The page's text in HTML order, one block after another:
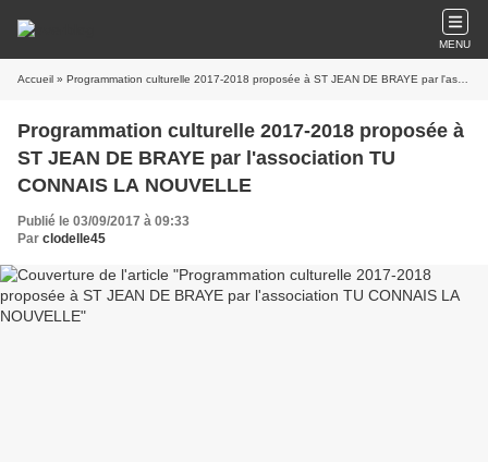
MENU
Accueil » Programmation culturelle 2017-2018 proposée à ST JEAN DE BRAYE par l'association TU CONNAIS LA NOUVELLE
Programmation culturelle 2017-2018 proposée à
ST JEAN DE BRAYE par l'association TU
CONNAIS LA NOUVELLE
Publié le 03/09/2017 à 09:33
Par clodelle45